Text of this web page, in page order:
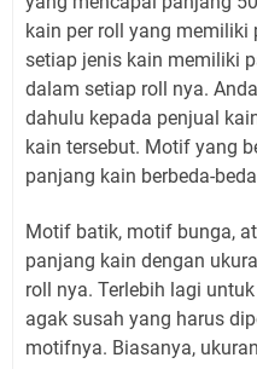
kain per roll yang
setiap jenis kain memiliki
dalam setiap roll nya.
dahulu kepada penjual
kain tersebut. Motif yang
panjang kain berbeda-
Motif batik, motif bunga,
panjang kain dengan
roll nya. Terlebih lagi
agak susah yang harus
motifnya. Biasanya,